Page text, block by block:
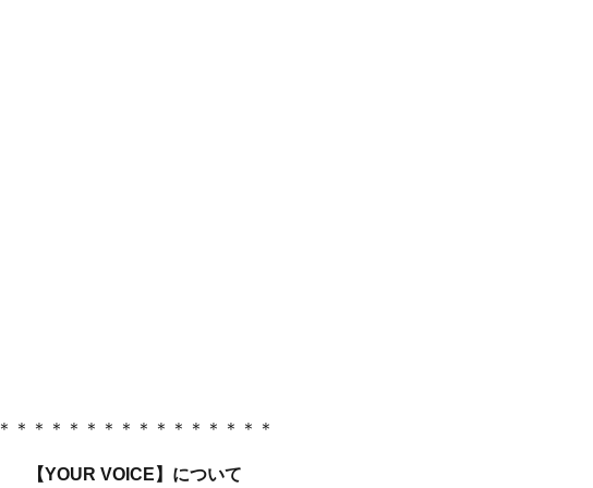
＊＊＊＊＊＊＊＊＊＊＊＊＊＊＊＊
【YOUR VOICE】について